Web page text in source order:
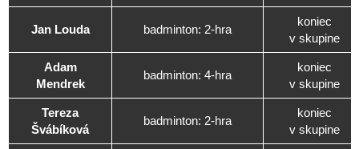
Jan Louda badminton: 2-hra
koniec
v skupine
Adam
Mendrek
badminton: 4-hra
koniec
v skupine
Tereza
Švábíková
badminton: 2-hra
koniec
v skupine